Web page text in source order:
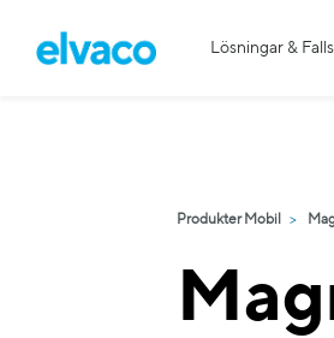
Lösningar &
Produkter Mobil